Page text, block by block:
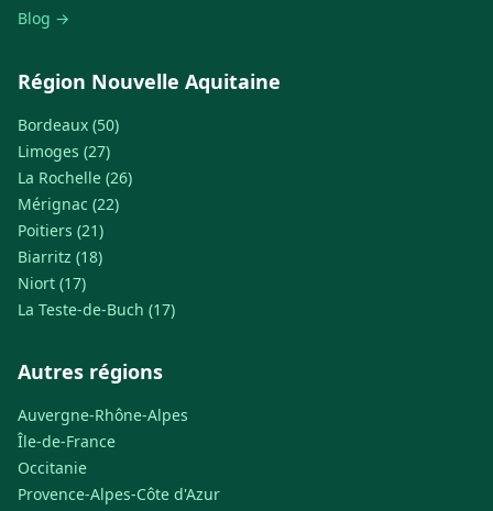
Blog →
Région Nouvelle Aquitaine
Bordeaux (50)
Limoges (27)
La Rochelle (26)
Mérignac (22)
Poitiers (21)
Biarritz (18)
Niort (17)
La Teste-de-Buch (17)
Autres régions
Auvergne-Rhône-Alpes
Île-de-France
Occitanie
Provence-Alpes-Côte d'Azur